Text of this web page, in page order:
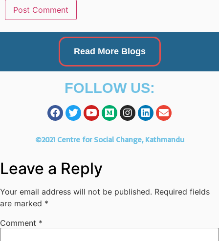
Read More Blogs
FOLLOW US:
©2021 Centre for Social Change, Kathmandu
Leave a Reply
Your email address will not be published. Required fields
are marked *
Comment *